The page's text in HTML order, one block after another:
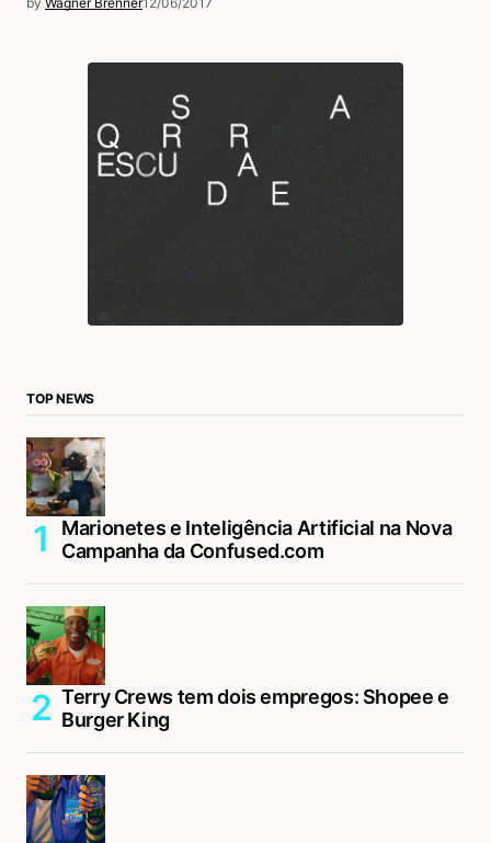
TOP NEWS
Marionetes e Inteligência Artificial na Nova
Campanha da Confused.com
Terry Crews tem dois empregos: Shopee e
Burger King